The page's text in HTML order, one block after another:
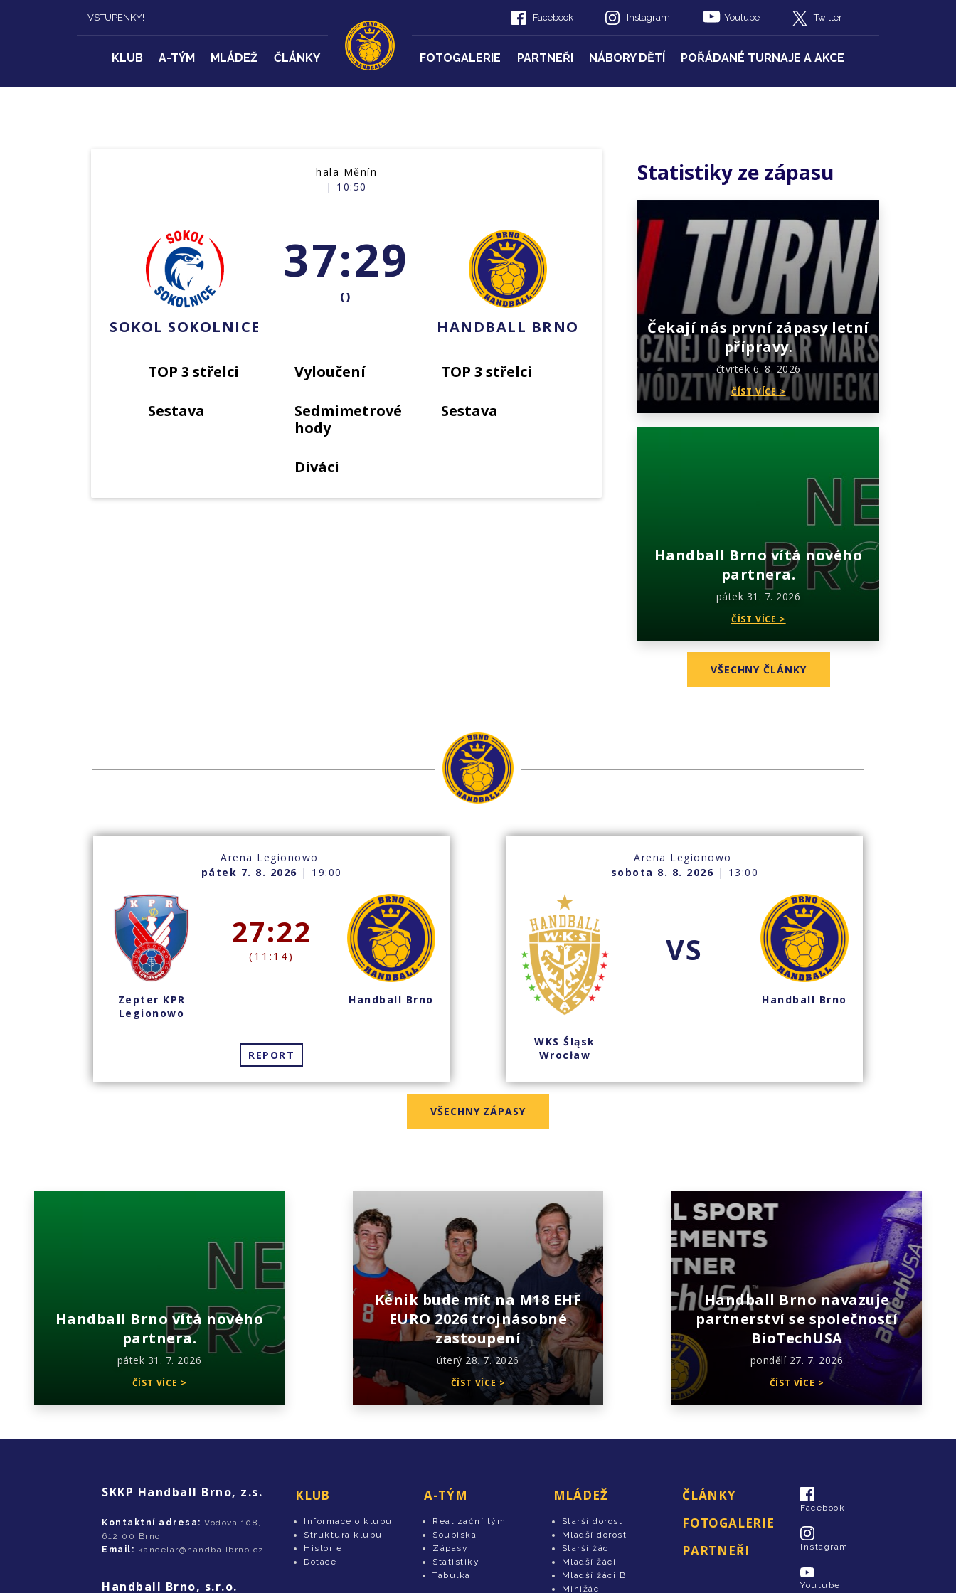
VSTUPENKY! Facebook Instagram Youtube Twitter
KLUB A-TÝM MLÁDEŽ ČLÁNKY FOTOGALERIE PARTNEŘI NÁBORY DĚTÍ POŘÁDANÉ TURNAJE A AKCE
hala Měnín
| 10:50
SOKOL SOKOLNICE
37:29
()
HANDBALL BRNO
TOP 3 střelci
Sestava
Vyloučení
Sedmimetrové
hody
Diváci
TOP 3 střelci
Sestava
Statistiky ze zápasu
Čekají nás první zápasy letní
přípravy.
čtvrtek 6. 8. 2026
ČÍST VÍCE >
Handball Brno vítá nového
partnera.
pátek 31. 7. 2026
ČÍST VÍCE >
VŠECHNY ČLÁNKY
Arena Legionowo
pátek 7. 8. 2026 | 19:00
Zepter KPR
Legionowo
27:22
(11:14)
Handball Brno
REPORT
Arena Legionowo
sobota 8. 8. 2026 | 13:00
WKS Śląsk
Wrocław
VS
Handball Brno
VŠECHNY ZÁPASY
Handball Brno vítá nového
partnera.
pátek 31. 7. 2026
ČÍST VÍCE >
Kénik bude mít na M18 EHF
EURO 2026 trojnásobné
zastoupení
úterý 28. 7. 2026
ČÍST VÍCE >
Handball Brno navazuje
partnerství se společností
BioTechUSA
pondělí 27. 7. 2026
ČÍST VÍCE >
SKKP Handball Brno, z.s.
Kontaktní adresa: Vodova 108,
612 00 Brno
Email: kancelar@handballbrno.cz
Handball Brno, s.r.o.
KLUB
Informace o klubu
Struktura klubu
Historie
Dotace
A-TÝM
Realizační tým
Soupiska
Zápasy
Statistiky
Tabulka
MLÁDEŽ
Starší dorost
Mladší dorost
Starší žáci
Mladší žáci
Mladší žáci B
Minižáci
ČLÁNKY
FOTOGALERIE
PARTNEŘI
Facebook
Instagram
Youtube